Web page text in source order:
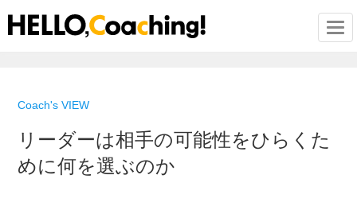
Coach's VIEW
リーダーは相手の可能性をひらくた
めに何を選ぶのか